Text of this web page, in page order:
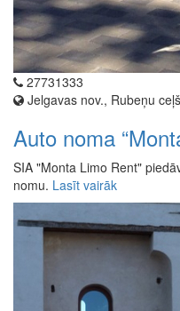
27731333
Jelgavas nov., Rubeņu
Auto noma
SIA "Monta Limo Rent"
nomu. Lasīt vairāk